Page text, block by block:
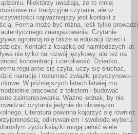
Niektórzy uważają, że to mniej
niż tradycyjne czytanie, ale w
najważniejszy jest kontakt z
Forma może być różna, jeśli tylko prowadzi
zaangażowania. Czytanie
ogromną rolę także w edukacji dzieci i
Kontakt z książką od najmłodszych lat
nie tylko na rozwój językowy, ale też na
koncentracji i cierpliwość. Dziecko,
regularnie się czyta, uczy się słuchać,
narrację i rozumieć związki przyczynowo-
W późniejszych latach łatwiej mu
pracować z tekstem i budować
zainteresowania. Ważne jednak, by nie
czytania jedynie do obowiązku
Literatura powinna kojarzyć się również
odkrywaniem i swobodą wyboru.
życiu książki mogą pełnić wiele